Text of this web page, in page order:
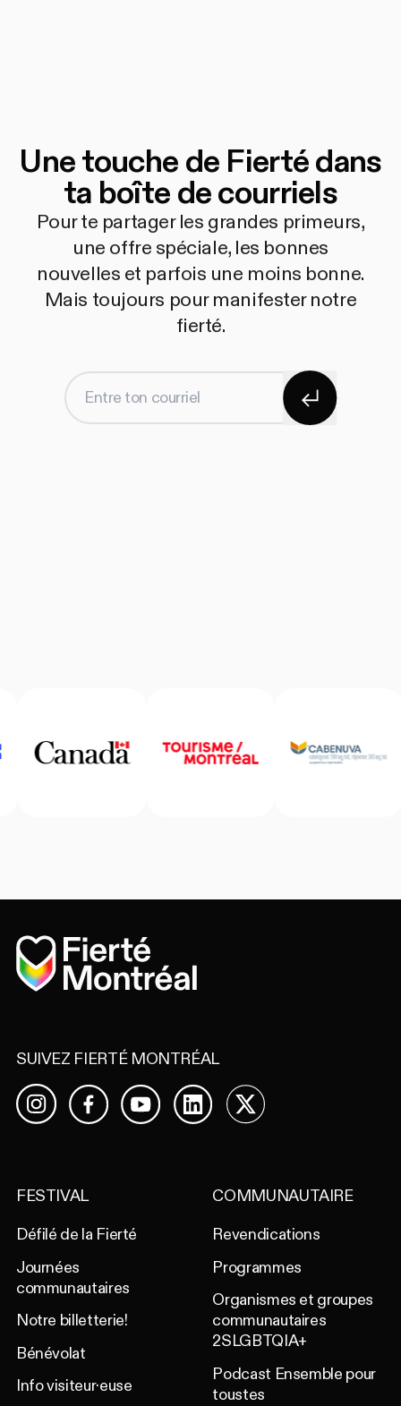
Une touche de Fierté dans
ta boîte de courriels
Pour te partager les grandes primeurs,
une offre spéciale, les bonnes
nouvelles et parfois une moins bonne.
Mais toujours pour manifester notre
fierté.
Entre ton courriel S'abonner
Accueil
SUIVEZ FIERTÉ MONTRÉAL
InstagramFacebookYouTubeLinkedIn
X
FESTIVAL
Défilé de la Fierté
Journées
communautaires
Notre billetterie!
Bénévolat
Info visiteur·euse
COMMUNAUTAIRE
Revendications
Programmes
Organismes et groupes
communautaires
2SLGBTQIA+
Podcast Ensemble pour
toustes